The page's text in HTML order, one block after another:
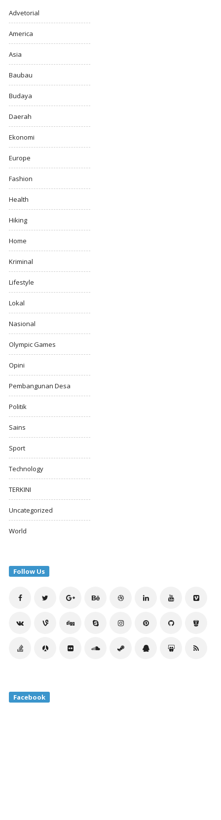
Advetorial
America
Asia
Baubau
Budaya
Daerah
Ekonomi
Europe
Fashion
Health
Hiking
Home
Kriminal
Lifestyle
Lokal
Nasional
Olympic Games
Opini
Pembangunan Desa
Politik
Sains
Sport
Technology
TERKINI
Uncategorized
World
Follow Us
Facebook